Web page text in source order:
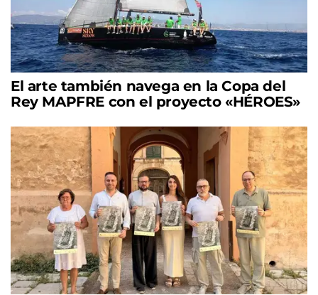
El arte también navega en la Copa del
Rey MAPFRE con el proyecto «HÉROES»